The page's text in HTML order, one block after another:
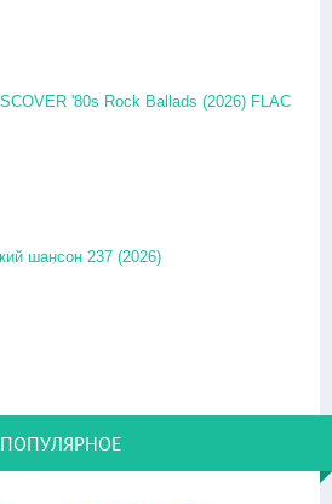
'80s Rock Ballads (2026) FLAC
шансон 237 (2026)
ПОПУЛЯРНОЕ